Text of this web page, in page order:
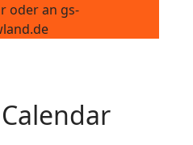
oder an gs-